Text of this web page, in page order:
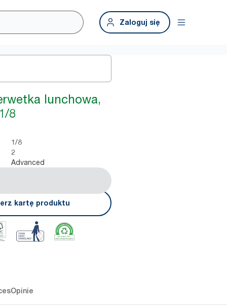
Zaloguj się
lunchowa,
8
1/8
2
Advanced
kartę produktu
Opinie